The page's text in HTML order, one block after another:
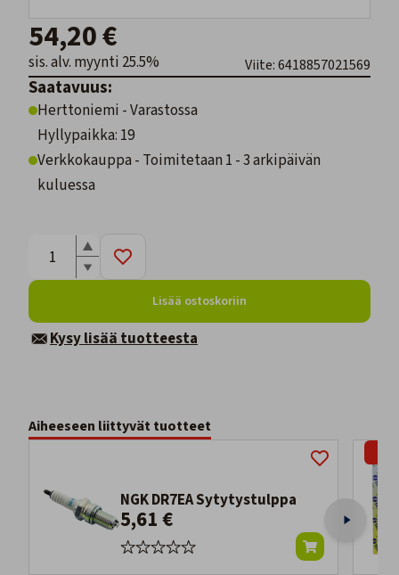
54,20 €
sis. alv. myynti 25.5% Viite: 6418857021569
Saatavuus:
Herttoniemi - Varastossa
Hyllypaikka: 19
Verkkokauppa - Toimitetaan 1 - 3 arkipäivän
kuluessa
Lisää ostoskoriin
Kysy lisää tuotteesta
Aiheeseen liittyvät tuotteet
NGK DR7EA Sytytystulppa
5,61 €